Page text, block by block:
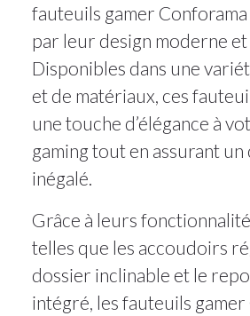
fauteuils gamer
par leur design moderne et
Disponibles dans une
et de matériaux, ces
une touche d’élégance à
gaming tout en assurant
inégalé.
Grâce à leurs
telles que les accoudoirs
dossier inclinable et le
intégré, les fauteuils